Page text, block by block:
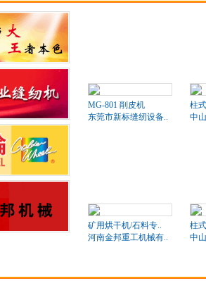
MG-801 削皮机
东莞市新标缝纫设备..
柱
中
矿用烘干机/石料专..
河南金邦重工机械有..
柱
中